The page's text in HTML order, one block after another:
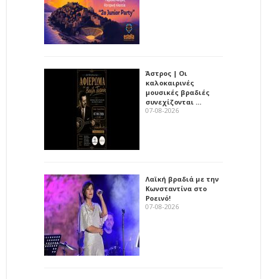
Άστρος | Οι
καλοκαιρινές
μουσικές βραδιές
συνεχίζονται …
07-08-2026
Λαϊκή βραδιά με την
Κωνσταντίνα στο
Ροεινό!
07-08-2026